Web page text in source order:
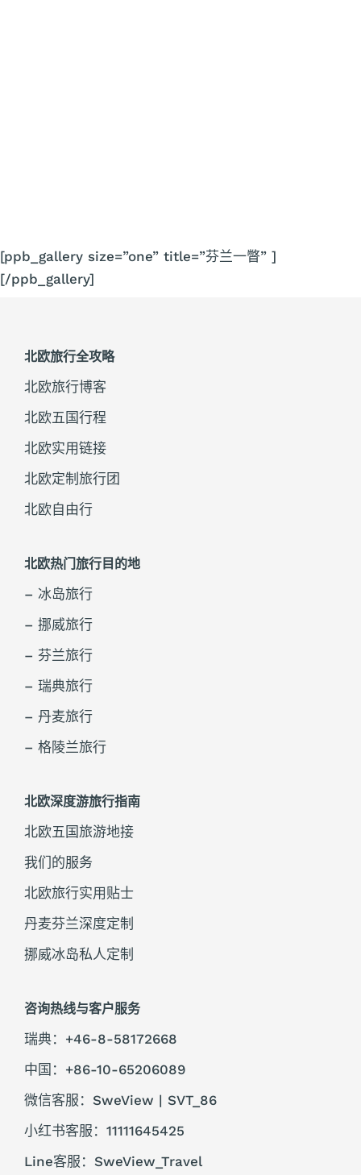
[ppb_gallery size=”one” title=”芬兰一瞥” ]
[/ppb_gallery]
北欧旅行全攻略
北欧旅行博客
北欧五国行程
北欧实用链接
北欧定制旅行团
北欧自由行
北欧热门旅行目的地
– 冰岛旅行
– 挪威旅行
– 芬兰旅行
– 瑞典旅行
– 丹麦旅行
– 格陵兰旅行
北欧深度游旅行指南
北欧五国旅游地接
我们的服务
北欧旅行实用贴士
丹麦芬兰深度定制
挪威冰岛私人定制
咨询热线与客户服务
瑞典：+46-8-58172668
中国：+86-10-65206089
微信客服：SweView | SVT_86
小红书客服：11111645425
Line客服：SweView_Travel